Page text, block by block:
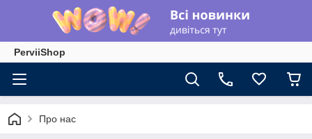
PerviiShop
Про нас